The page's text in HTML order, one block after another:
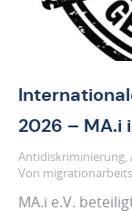
2026 – MA.i
Antidiskriminierung,
Von
MA.i e.V.